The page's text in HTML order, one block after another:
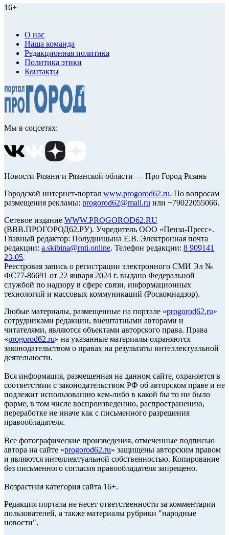
16+
О нас
Наша команда
Редакционная политика
Политика этики
Контакты
Мы в соцсетях:
Новости Рязани и Рязанской области — Про Город Рязань
Городской интернет-портал www.progorod62.ru. По вопросам
размещения рекламы: progorod62@mail.ru или +79022055066.
Сетевое издание WWW.PROGOROD62.RU
(ВВВ.ПРОГОРОД62.РУ). Учредитель ООО «Пенза-Пресс».
Главный редактор: Полудницына Е.В. Электронная почта
редакции: a.skibina@rnti.online. Телефон редакции: 8 909141
23-05.
Реестровая запись о регистрации электронного СМИ Эл №
ФС77-86691 от 22 января 2024 г. выдано Федеральной
службой по надзору в сфере связи, информационных
технологий и массовых коммуникаций (Роскомнадзор).
Любые материалы, размещенные на портале «progorod62.ru»
сотрудниками редакции, внештатными авторами и
читателями, являются объектами авторского права. Права
«progorod62.ru» на указанные материалы охраняются
законодательством о правах на результаты интеллектуальной
деятельности.
Вся информация, размещенная на данном сайте, охраняется в
соответствии с законодательством РФ об авторском праве и не
подлежит использованию кем-либо в какой бы то ни было
форме, в том числе воспроизведению, распространению,
переработке не иначе как с письменного разрешения
правообладателя.
Все фотографические произведения, отмеченные подписью
автора на сайте «progorod62.ru» защищены авторским правом
и являются интеллектуальной собственностью. Копирование
без письменного согласия правообладателя запрещено.
Возрастная категория сайта 16+.
Редакция портала не несет ответственности за комментарии
пользователей, а также материалы рубрики "народные
новости".